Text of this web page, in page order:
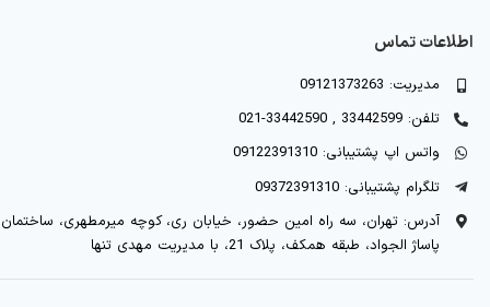
اطلاعات تماس
مدیریت: 09121373263
تلفن: 33442599 , 33442590-021
واتس اپ پشتیبانی: 09122391310
تلگرام پشتیبانی: 09372391310
آدرس: تهران، سه راه امین حضور، خیابان ری، کوچه میرمطهری، ساختمان
پاساژ الجواد، طبقه همکف، پلاک 21، با مدیریت مهدی تنها